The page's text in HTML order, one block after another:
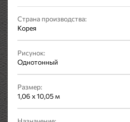
Страна производства:
Корея
Рисунок:
Однотонный
Размер:
1,06 x 10,05 м